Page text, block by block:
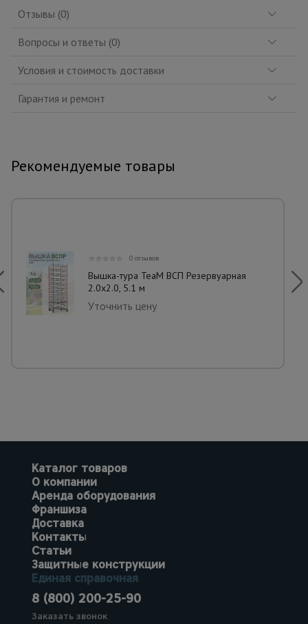
Отзывы (0)
Вопросы и ответы (0)
Условия и стоимость доставки
Гарантия и ремонт
Рекомендуемые товары
0 отзывов
Вышка-тура TeaM ВСП Резервуарная
2.0х2.0, 5.1 м
Уточнить цену
Каталог товаров
О компании
Аренда оборудования
Франшиза
Доставка
Контакты
Статьи
Защитные конструкции
Единая справочная
8 (800) 200-25-90
Заказать звонок